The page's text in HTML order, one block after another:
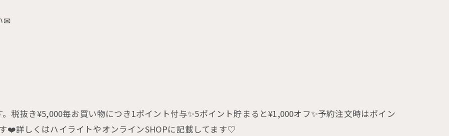
✉
税抜き¥5,000毎お買い物につき1ポイント付与✨5ポイント貯まると¥1,000オフ✨予約注文時はポイン
❤️詳しくはハイライトやオンラインSHOPに記載してます♡